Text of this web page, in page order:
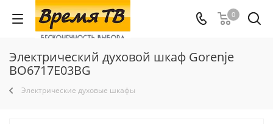
0
Электрический духовой шкаф Gorenje
BO6717E03BG
Электрические духовые шкафы